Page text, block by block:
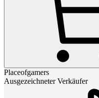
Placeofgamers
Ausgezeichneter Verkäufer